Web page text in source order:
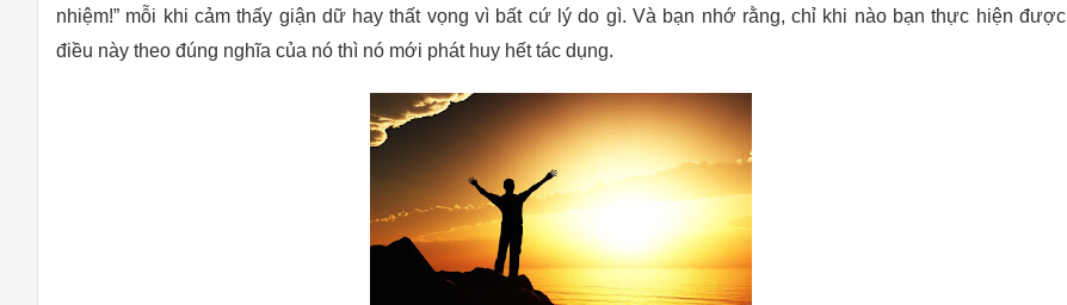
nhiệm!” mỗi khi cảm thấy giận dữ hay thất vọng vì bất cứ lý do gì. Và bạn nhớ rằng, chỉ khi nào bạn thực hiện được
điều này theo đúng nghĩa của nó thì nó mới phát huy hết tác dụng.